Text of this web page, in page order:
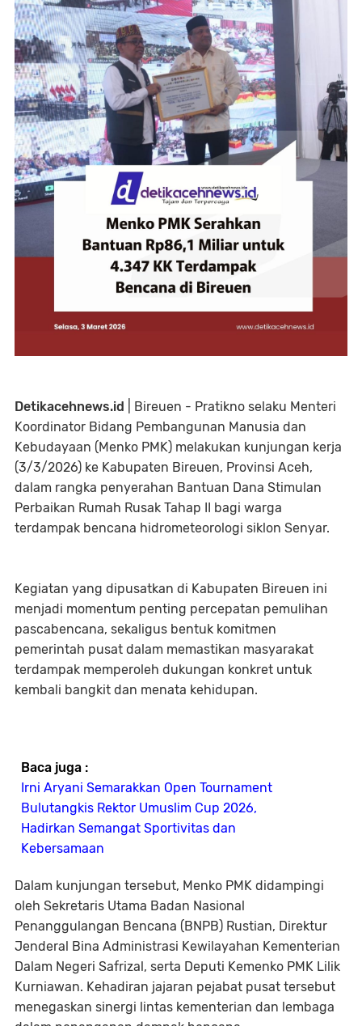
Detikacehnews.id
| Bireuen - Pratikno selaku Menteri
Koordinator Bidang Pembangunan Manusia dan
Kebudayaan (Menko PMK) melakukan kunjungan kerja
(3/3/2026) ke Kabupaten Bireuen, Provinsi Aceh,
dalam rangka penyerahan Bantuan Dana Stimulan
Perbaikan Rumah Rusak Tahap II bagi warga
terdampak bencana hidrometeorologi siklon Senyar.
Kegiatan yang dipusatkan di Kabupaten Bireuen ini
menjadi momentum penting percepatan pemulihan
pascabencana, sekaligus bentuk komitmen
pemerintah pusat dalam memastikan masyarakat
terdampak memperoleh dukungan konkret untuk
kembali bangkit dan menata kehidupan.
Baca juga :
Irni Aryani Semarakkan Open Tournament
Bulutangkis Rektor Umuslim Cup 2026,
Hadirkan Semangat Sportivitas dan
Kebersamaan
Dalam kunjungan tersebut, Menko PMK didampingi
oleh Sekretaris Utama Badan Nasional
Penanggulangan Bencana (BNPB) Rustian, Direktur
Jenderal Bina Administrasi Kewilayahan Kementerian
Dalam Negeri Safrizal, serta Deputi Kemenko PMK Lilik
Kurniawan. Kehadiran jajaran pejabat pusat tersebut
menegaskan sinergi lintas kementerian dan lembaga